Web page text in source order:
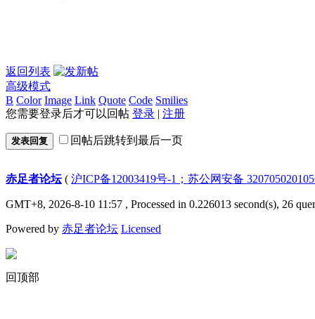
返回列表
高级模式
B Color Image Link Quote Code Smilies
您需要登录后才可以回帖 登录 | 注册
发表回复 回帖后跳转到最后一页
赤足者论坛( 沪ICP备12003419号-1；苏公网安备
GMT+8, 2026-8-10 11:57 , Processed in 0.226013 second(s), 26
Powered by 赤足者论坛 Licensed
回顶部